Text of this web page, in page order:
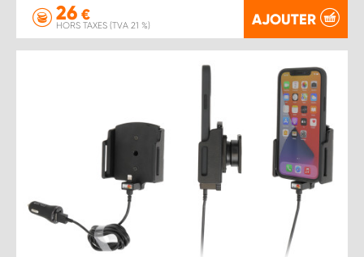
26 €
HORS TAXES (TVA 21 %) AJOUTER